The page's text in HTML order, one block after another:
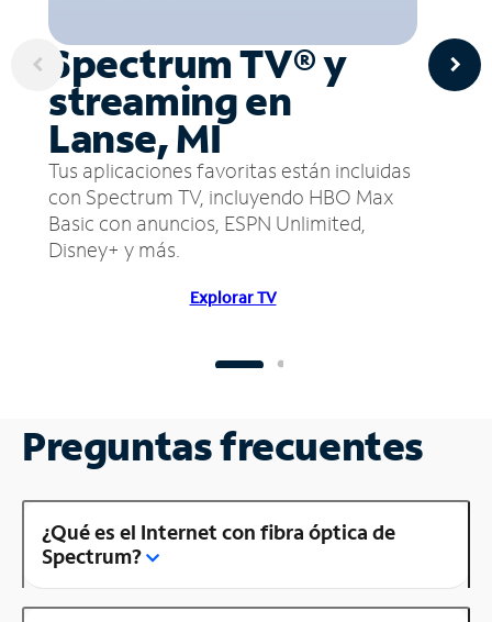
Spectrum TV® y
streaming en
Lanse, MI
Tus aplicaciones favoritas están incluidas
con Spectrum TV, incluyendo HBO Max
Basic con anuncios, ESPN Unlimited,
Disney+ y más.
Explorar TV
Preguntas frecuentes
¿Qué es el Internet con fibra óptica de
Spectrum?